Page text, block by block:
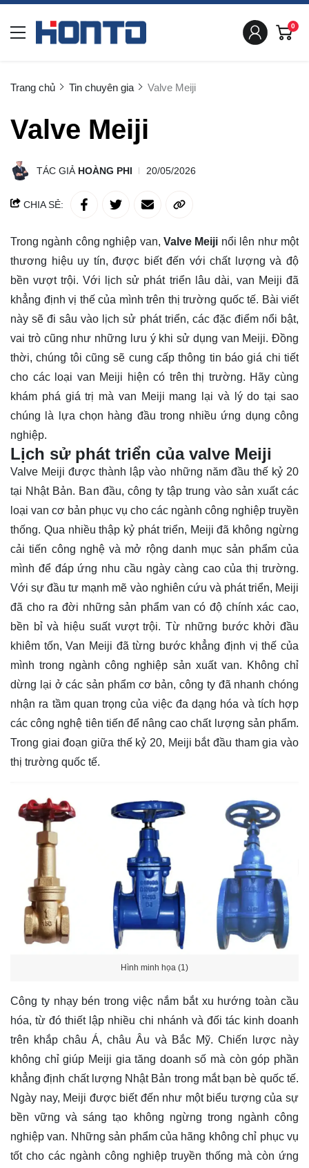
0
Trang chủ Tin chuyên gia Valve Meiji
Valve Meiji
TÁC GIẢ HOÀNG PHI 20/05/2026
CHIA SẺ:
Trong ngành công nghiệp van, Valve Meiji nổi lên như một
thương hiệu uy tín, được biết đến với chất lượng và độ
bền vượt trội. Với lịch sử phát triển lâu dài, van Meiji đã
khẳng định vị thế của mình trên thị trường quốc tế. Bài viết
này sẽ đi sâu vào lịch sử phát triển, các đặc điểm nổi bật,
vai trò cũng như những lưu ý khi sử dụng van Meiji. Đồng
thời, chúng tôi cũng sẽ cung cấp thông tin báo giá chi tiết
cho các loại van Meiji hiện có trên thị trường. Hãy cùng
khám phá giá trị mà van Meiji mang lại và lý do tại sao
chúng là lựa chọn hàng đầu trong nhiều ứng dụng công
nghiệp.
Lịch sử phát triển của valve Meiji
Valve Meiji được thành lập vào những năm đầu thế kỷ 20
tại Nhật Bản. Ban đầu, công ty tập trung vào sản xuất các
loại van cơ bản phục vụ cho các ngành công nghiệp truyền
thống. Qua nhiều thập kỷ phát triển, Meiji đã không ngừng
cải tiến công nghệ và mở rộng danh mục sản phẩm của
mình để đáp ứng nhu cầu ngày càng cao của thị trường.
Với sự đầu tư mạnh mẽ vào nghiên cứu và phát triển, Meiji
đã cho ra đời những sản phẩm van có độ chính xác cao,
bền bỉ và hiệu suất vượt trội. Từ những bước khởi đầu
khiêm tốn, Van Meiji đã từng bước khẳng định vị thế của
mình trong ngành công nghiệp sản xuất van. Không chỉ
dừng lại ở các sản phẩm cơ bản, công ty đã nhanh chóng
nhận ra tầm quan trọng của việc đa dạng hóa và tích hợp
các công nghệ tiên tiến để nâng cao chất lượng sản phẩm.
Trong giai đoạn giữa thế kỷ 20, Meiji bắt đầu tham gia vào
thị trường quốc tế.
Hình minh họa (1)
Công ty nhạy bén trong việc nắm bắt xu hướng toàn cầu
hóa, từ đó thiết lập nhiều chi nhánh và đối tác kinh doanh
trên khắp châu Á, châu Âu và Bắc Mỹ. Chiến lược này
không chỉ giúp Meiji gia tăng doanh số mà còn góp phần
khẳng định chất lượng Nhật Bản trong mắt bạn bè quốc tế.
Ngày nay, Meiji được biết đến như một biểu tượng của sự
bền vững và sáng tạo không ngừng trong ngành công
nghiệp van. Những sản phẩm của hãng không chỉ phục vụ
tốt cho các ngành công nghiệp truyền thống mà còn ứng